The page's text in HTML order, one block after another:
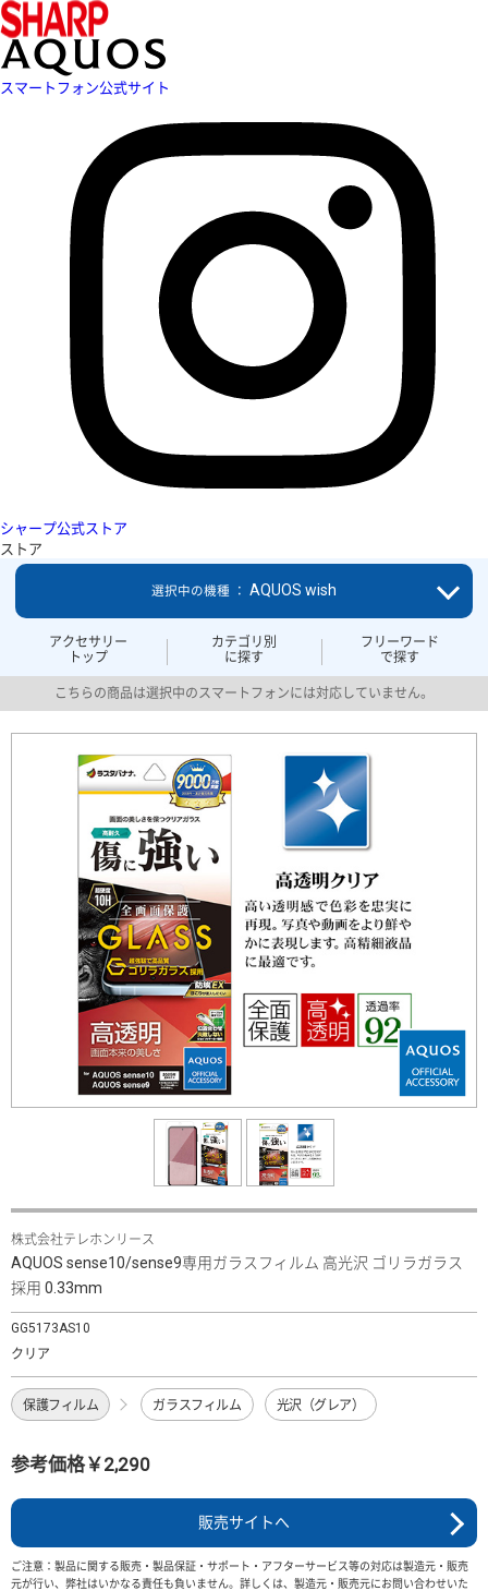
スマートフォン公式サイト
シャープ公式ストア
ストア
アクセサリー
トップ
カテゴリ別
に探す
フリーワード
で探す
選択中の機種 ： AQUOS wish
こちらの商品は選択中のスマートフォンには対応していません。
株式会社テレホンリース
AQUOS sense10/sense9専用ガラスフィルム 高光沢 ゴリラガラス
採用 0.33mm
GG5173AS10
クリア
保護フィルム ガラスフィルム 光沢（グレア）
参考価格￥2,290
販売サイトへ
ご注意：製品に関する販売・製品保証・サポート・アフターサービス等の対応は製造元・販売
元が行い、弊社はいかなる責任も負いません。詳しくは、製造元・販売元にお問い合わせいた